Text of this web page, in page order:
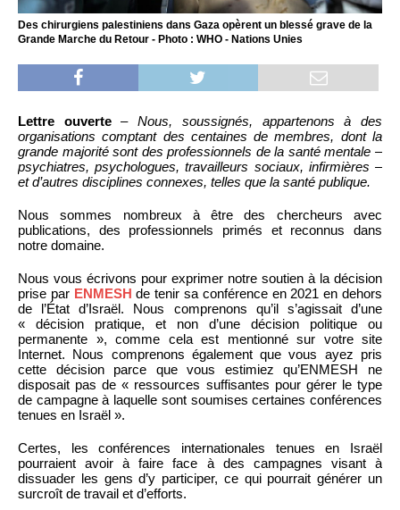
Des chirurgiens palestiniens dans Gaza opèrent un blessé grave de la
Grande Marche du Retour - Photo : WHO - Nations Unies
Lettre ouverte–Nous, soussignés, appartenons à des
organisations comptant des centaines de membres, dont la
grande majorité sont des professionnels de la santé mentale –
psychiatres, psychologues, travailleurs sociaux, infirmières –
et d’autres disciplines connexes, telles que la santé publique.
Nous sommes nombreux à être des chercheurs avec
publications, des professionnels primés et reconnus dans
notre domaine.
Nous vous écrivons pour exprimer notre soutien à la décision
prise par ENMESH de tenir sa conférence en 2021 en dehors
de l’État d’Israël. Nous comprenons qu’il s’agissait d’une
« décision pratique, et non d’une décision politique ou
permanente », comme cela est mentionné sur votre site
Internet. Nous comprenons également que vous ayez pris
cette décision parce que vous estimiez qu’ENMESH ne
disposait pas de « ressources suffisantes pour gérer le type
de campagne à laquelle sont soumises certaines conférences
tenues en Israël ».
Certes, les conférences internationales tenues en Israël
pourraient avoir à faire face à des campagnes visant à
dissuader les gens d’y participer, ce qui pourrait générer un
surcroît de travail et d’efforts.